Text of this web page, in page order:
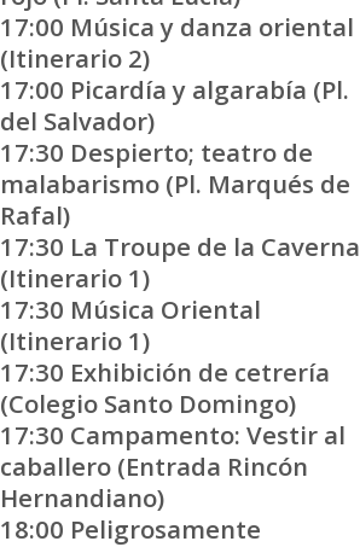
17:00 Música y danza oriental
(Itinerario 2)
17:00 Picardía y algarabía (Pl.
del Salvador)
17:30 Despierto; teatro de
malabarismo (Pl. Marqués de
Rafal)
17:30 La Troupe de la Caverna
(Itinerario 1)
17:30 Música Oriental
(Itinerario 1)
17:30 Exhibición de cetrería
(Colegio Santo Domingo)
17:30 Campamento: Vestir al
caballero (Entrada Rincón
Hernandiano)
18:00 Peligrosamente